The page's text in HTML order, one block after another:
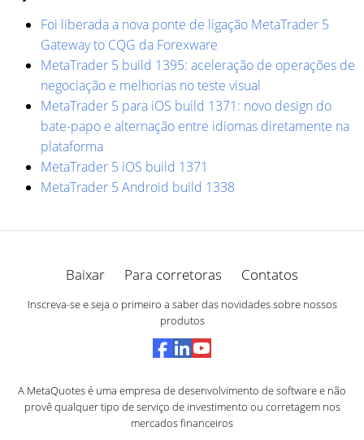
Foi liberada a nova ponte de ligação MetaTrader 5
Gateway to CQG da Forexware
MetaTrader 5 build 1395: aceleração de operações de
negociação e melhorias no teste visual
MetaTrader 5 para iOS build 1371: novo design do
bate-papo e alternação entre idiomas diretamente na
plataforma
MetaTrader 5 iOS build 1371
MetaTrader 5 Android build 1338
Baixar Para corretoras Contatos
Inscreva-se e seja o primeiro a saber das novidades sobre nossos
produtos
A MetaQuotes é uma empresa de desenvolvimento de software e não
provê qualquer tipo de serviço de investimento ou corretagem nos
mercados financeiros